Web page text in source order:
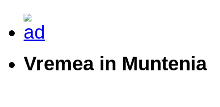
Vremea in Muntenia